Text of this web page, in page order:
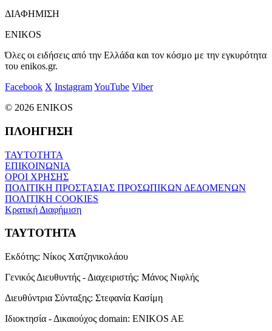
ΔΙΑΦΗΜΙΣΗ
ENIKOS
Όλες οι ειδήσεις από την Ελλάδα και τον κόσμο με την εγκυρότητα
του enikos.gr.
Facebook X InstagramYouTube Viber
© 2026 ENIKOS
ΠΛΟΗΓΗΣΗ
ΤΑΥΤΟΤΗΤΑ
ΕΠΙΚΟΙΝΩΝΙΑ
ΟΡΟΙ ΧΡΗΣΗΣ
ΠΟΛΙΤΙΚΗ ΠΡΟΣΤΑΣΙΑΣ ΠΡΟΣΩΠΙΚΩΝ ΔΕΔΟΜΕΝΩΝ
ΠΟΛΙΤΙΚΗ COOKIES
Κρατική Διαφήμιση
ΤΑΥΤΟΤΗΤΑ
Εκδότης: Νίκος Χατζηνικολάου
Γενικός Διευθυντής - Διαχειριστής: Μάνος Νιφλής
Διευθύντρια Σύνταξης: Στεφανία Κασίμη
Ιδιοκτησία - Δικαιούχος domain: ENIKOS AE